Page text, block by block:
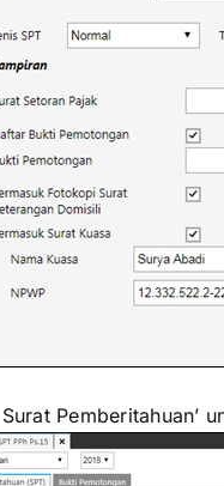
Pemberitahuan’